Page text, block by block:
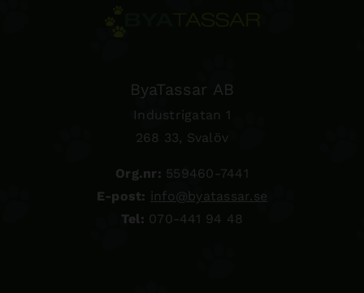
ByaTassar AB
Industrigatan 1
268 33, Svalöv
Org.nr: 559460-7441
E-post: info@byatassar.se
Tel: 070-441 94 48